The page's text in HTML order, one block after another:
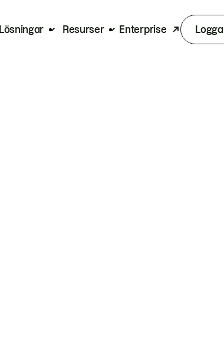
Lösningar Resurser Enterprise